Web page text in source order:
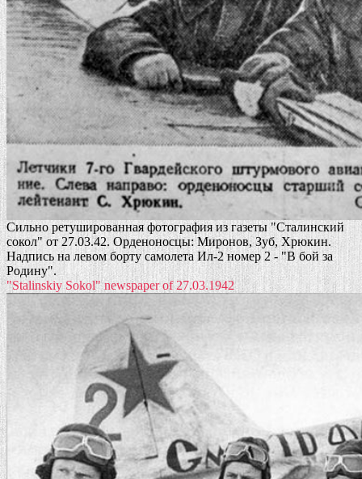
Сильно ретушированная фотография из газеты "Сталинский
сокол" от 27.03.42. Орденоносцы: Миронов, Зуб, Хрюкин.
Надпись на левом борту самолета Ил-2 номер 2 - "В бой за
Родину".
"Stalinskiy Sokol" newspaper of 27.03.1942